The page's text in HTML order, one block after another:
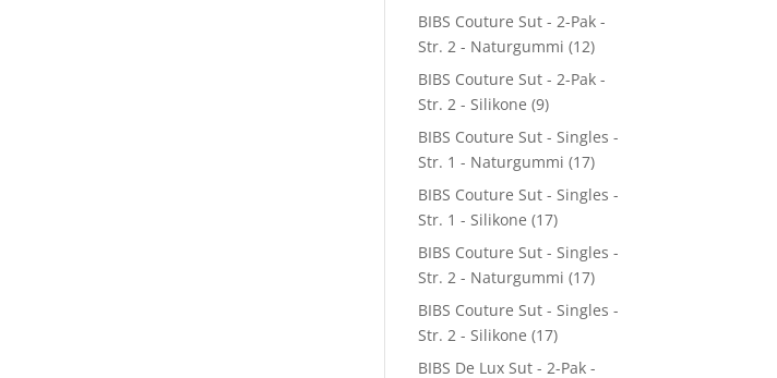
BIBS Couture Sut - 2-Pak -
Str. 2 - Naturgummi (12)
BIBS Couture Sut - 2-Pak -
Str. 2 - Silikone (9)
BIBS Couture Sut - Singles -
Str. 1 - Naturgummi (17)
BIBS Couture Sut - Singles -
Str. 1 - Silikone (17)
BIBS Couture Sut - Singles -
Str. 2 - Naturgummi (17)
BIBS Couture Sut - Singles -
Str. 2 - Silikone (17)
BIBS De Lux Sut - 2-Pak -